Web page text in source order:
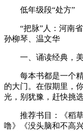
低年级段“处方”
“把脉”人：河南省
孙柳琴、温文华
一、诵读经典，美
每本书都是一个精
的大门。在假期里，
光，别犹豫，赶快挑
推荐书目：《稻草
噜》《没头脑和不高